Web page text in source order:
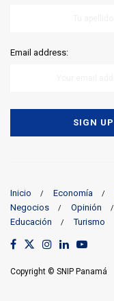
Email address:
Inicio Economía
Negocios
Opinión
Educación
Turismo
Copyright © SNIP Panamá